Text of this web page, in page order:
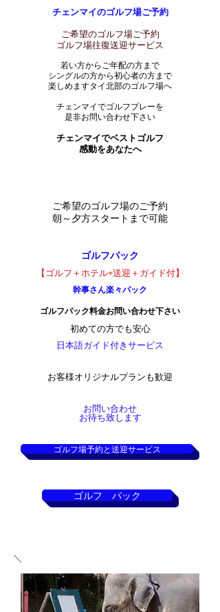
チェンマイのゴルフ場ご予約
ご希望のゴルフ場ご予約
ゴルフ場往復送迎サービス
若い方からご年配の方まで
シングルの方から初心者の方まで
楽しめますタイ北部のゴルフ場へ
チェンマイでゴルフプレーを
是非お問い合わせ下さい
チェンマイでベストゴルフ
感動をあなたへ​
ご希望のゴルフ場のご予約
​朝～夕方スタートまで可能
ゴルフパック
【ゴルフ＋ホテル+送迎＋ガイド付】
幹事さん楽々パック
ゴルフパック料金お問い合わせ下さい
初めての方でも安心
日本語ガイド付きサービス
お客様オリジナルプランも歓迎
お問い合わせ
お待ち致します
ゴルフ場予約と送迎サービス
ゴルフ パック